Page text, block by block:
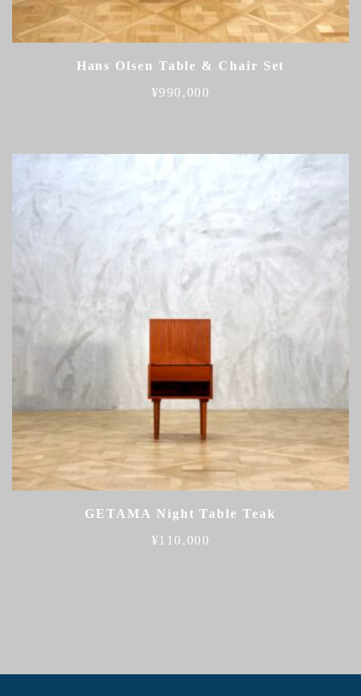
Hans Olsen Table & Chair Set
¥990,000
GETAMA Night Table Teak
¥110,000